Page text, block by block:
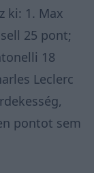
ki: 1. Max
25 pont;
18
Leclerc
pontot sem